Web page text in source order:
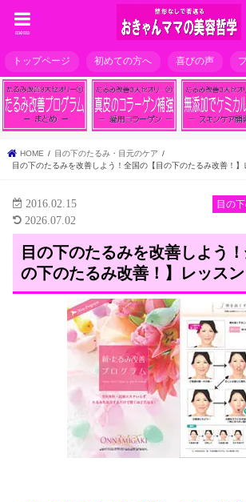
menu
トップページ 初めての方へ 喜びの声
HOME
目の下のたるみ・目元のケア
目の下のたるみを改善しよう！全国の【目の下のたるみ改善！】
目の
2016.02.15
2026.07.02
目の下のたるみを改善しよう
の下のたるみ改善！】レッスン